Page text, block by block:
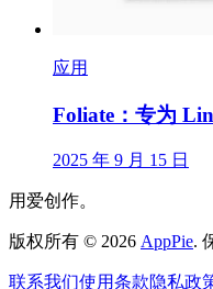
应用
Foliate：专为
2025 年 9 月 15 日
用爱创作。
版权所有 © 2026 AppPie.
联系我们使用条款隐私政